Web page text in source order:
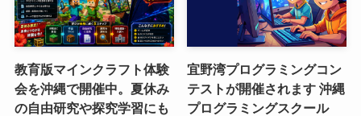
教育版マインクラフト体験
会を沖縄で開催中。夏休み
の自由研究や探究学習にも
宜野湾プログラミングコン
テストが開催されます 沖縄
プログラミングスクール